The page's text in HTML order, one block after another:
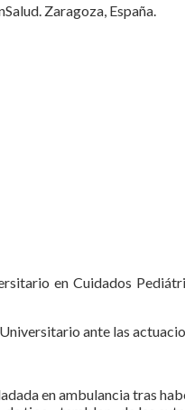
Zaragoza, España.
en Cuidados
ante las
en ambulancia tras